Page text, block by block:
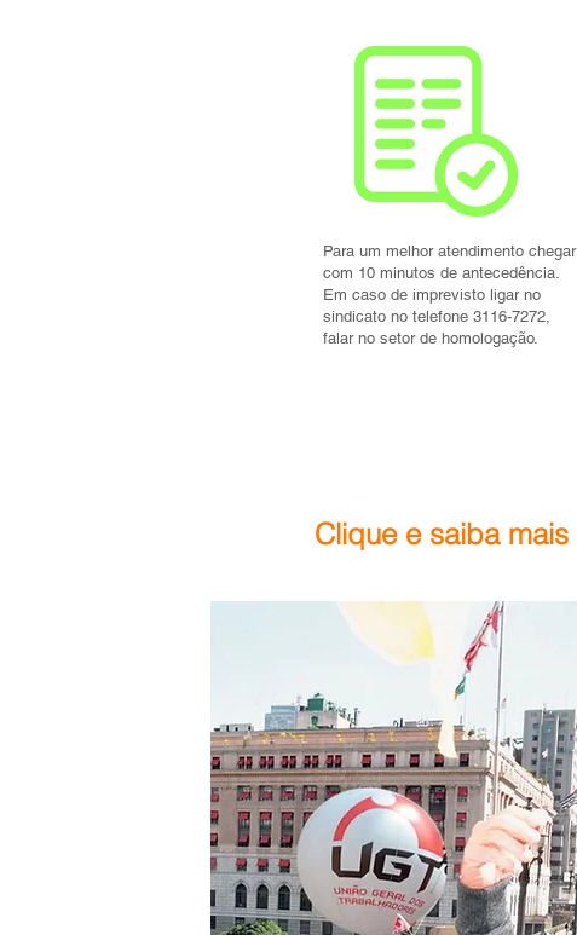
Para um melhor atendimento chegar
com 10 minutos de antecedência.
Em caso de imprevisto ligar no
sindicato no telefone 3116-7272,
falar no setor de homologação.
Clique e saiba mais